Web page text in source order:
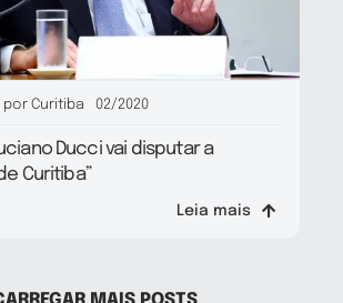
por Curitiba 02/2020
Ducci vai disputar a
Curitiba”
Leia mais